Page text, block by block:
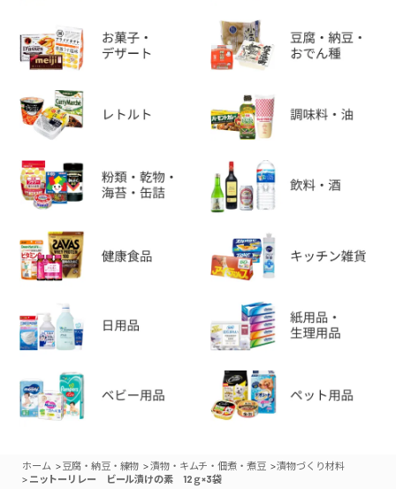
ホーム >豆腐・納豆・練物 >漬物・キムチ・佃煮・煮豆 >漬物づくり材料
> ニットーリレー ビール漬けの素 12ｇ×3袋